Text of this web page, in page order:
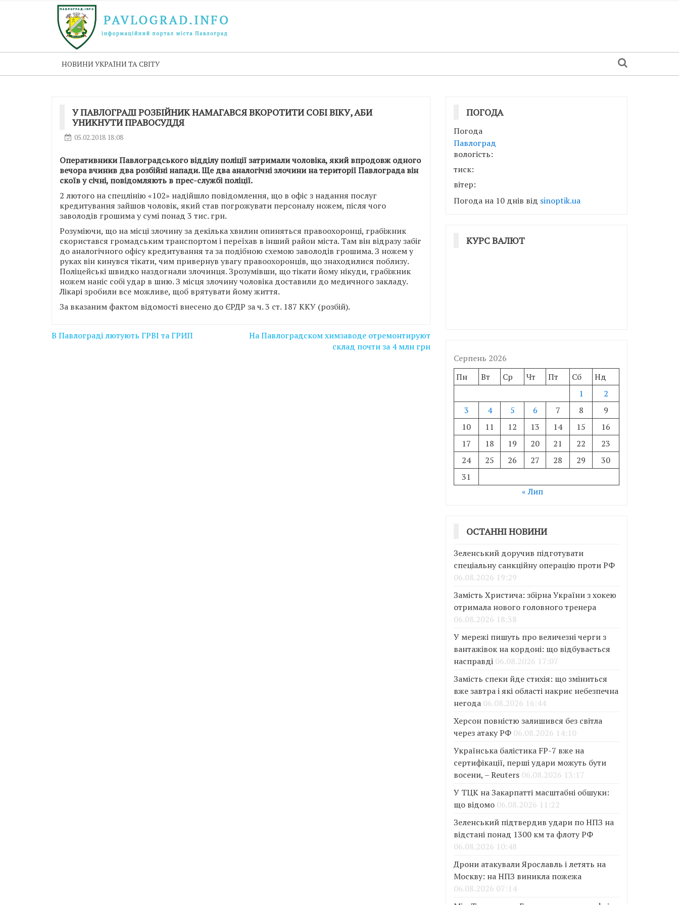
НОВИНИ УКРАЇНИ ТА СВІТУ
У ПАВЛОГРАДІ РОЗБІЙНИК НАМАГАВСЯ ВКОРОТИТИ СОБІ ВІКУ, АБИ
УНИКНУТИ ПРАВОСУДДЯ
05.02.2018 18:08
Оперативники Павлоградського відділу поліції затримали чоловіка, який впродовж одного
вечора вчинив два розбійні напади. Ще два аналогічні злочини на території Павлограда він
скоїв у січні, повідомляють в прес-службі поліції.
2 лютого на спецлінію «102» надійшло повідомлення, що в офіс з надання послуг
кредитування зайшов чоловік, який став погрожувати персоналу ножем, після чого
заволодів грошима у сумі понад 3 тис. грн.
Розуміючи, що на місці злочину за декілька хвилин опиняться правоохоронці, грабіжник
скористався громадським транспортом і переїхав в інший район міста. Там він відразу забіг
до аналогічного офісу кредитування та за подібною схемою заволодів грошима. З ножем у
руках він кинувся тікати, чим привернув увагу правоохоронців, що знаходилися поблизу.
Поліцейські швидко наздогнали злочинця. Зрозумівши, що тікати йому нікуди, грабіжник
ножем наніс собі удар в шию. З місця злочину чоловіка доставили до медичного закладу.
Лікарі зробили все можливе, щоб врятувати йому життя.
За вказаним фактом відомості внесено до ЄРДР за ч. 3 ст. 187 ККУ (розбій).
Навігація
В Павлограді лютують ГРВІ та ГРИП
На Павлоградском химзаводе отремонтируют
склад почти за 4 млн грн
ПОГОДА
Погода
Павлоград
вологість:
тиск:
вітер:
Погода на 10 днів від sinoptik.ua
КУРС ВАЛЮТ
Серпень 2026
Пн
Вт Ср Чт Пт Сб
Нд
1
2
3
4 5 6 7 8
9
10
11 12 13 14 15
16
17
18 19 20 21 22
23
24
25 26 27 28 29
30
31
« Лип
ОСТАННІ НОВИНИ
Зеленський доручив підготувати
спеціальну санкційну операцію проти РФ
06.08.2026 19:29
Замість Христича: збірна України з хокею
отримала нового головного тренера
06.08.2026 18:38
У мережі пишуть про величезні черги з
вантажівок на кордоні: що відбувається
насправді 06.08.2026 17:07
Замість спеки йде стихія: що зміниться
вже завтра і які області накриє небезпечна
негода 06.08.2026 16:44
Херсон повністю залишився без світла
через атаку РФ 06.08.2026 14:10
Українська балістика FP-7 вже на
сертифікації, перші удари можуть бути
восени, – Reuters 06.08.2026 13:17
У ТЦК на Закарпатті масштабні обшуки:
що відомо 06.08.2026 11:22
Зеленський підтвердив удари по НПЗ на
відстані понад 1300 км та флоту РФ
06.08.2026 10:48
Дрони атакували Ярославль і летять на
Москву: на НПЗ виникла пожежа
06.08.2026 07:14